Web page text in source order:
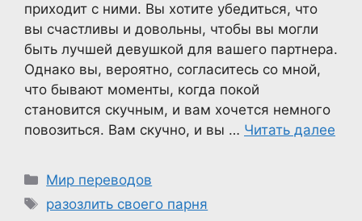
приходит с ними. Вы хотите убедиться, что
вы счастливы и довольны, чтобы вы могли
быть лучшей девушкой для вашего партнера.
Однако вы, вероятно, согласитесь со мной,
что бывают моменты, когда покой
становится скучным, и вам хочется немного
повозиться. Вам скучно, и вы … Читать далее
Рубрики
Мир переводов
Метки
разозлить своего парня